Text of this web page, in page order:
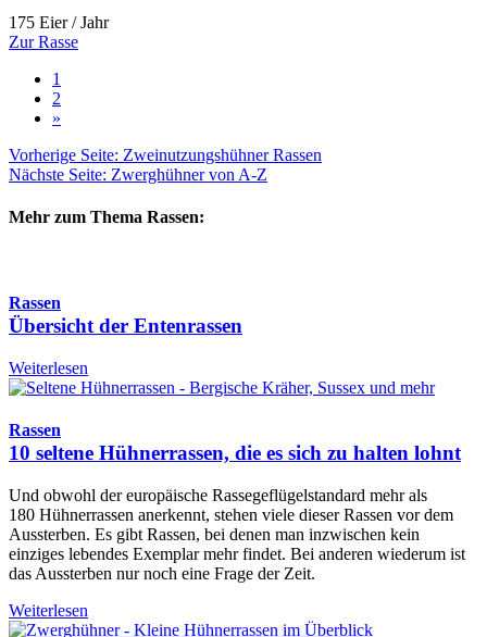
175 Eier / Jahr
Zur Rasse
1
2
»
Vorherige Seite: Zweinutzungshühner Rassen
Nächste Seite: Zwerghühner von A-Z
Mehr zum Thema Rassen:
Rassen
Übersicht der Entenrassen
Weiterlesen
Rassen
10 seltene Hühnerrassen, die es sich zu halten lohnt
Und obwohl der europäische Rassegeflügelstandard mehr als
180 Hühnerrassen anerkennt, stehen viele dieser Rassen vor dem
Aussterben. Es gibt Rassen, bei denen man inzwischen kein
einziges lebendes Exemplar mehr findet. Bei anderen wiederum ist
das Aussterben nur noch eine Frage der Zeit.
Weiterlesen